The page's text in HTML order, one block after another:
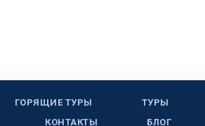
ГОРЯЩИЕ ТУРЫ
ТУРЫ
КОНТАКТЫ БЛОГ